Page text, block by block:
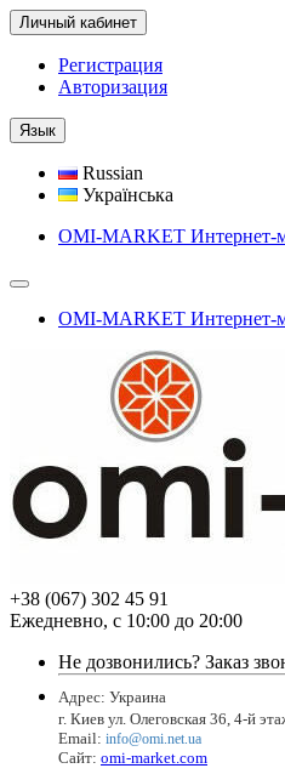
Личный кабинет
Регистрация
Авторизация
Язык
Russian
Українська
OMI-MARKET Интернет-
OMI-MARKET Интернет-
+38 (067) 302 45 91
Ежедневно, с 10:00 до 20:00
Не дозвонились? Заказ
Адрес: Украина
г. Киев ул. Олеговская 36, 4-й
Email: info@omi.net.ua
Сайт: omi-market.com